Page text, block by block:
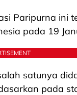
Paripurna ini
pada 19
satunya
pada